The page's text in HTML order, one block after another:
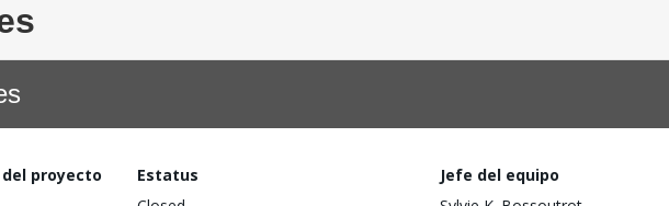
proyecto
Estatus
Jefe del equipo